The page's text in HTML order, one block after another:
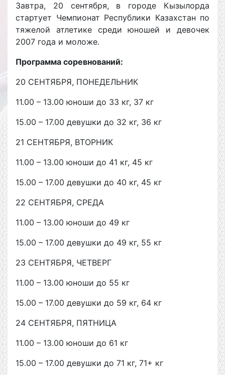
Завтра, 20 сентября, в городе Кызылорда
стартует Чемпионат Республики Казахстан по
тяжелой атлетике среди юношей и девочек
2007 года и моложе.
Программа соревнований:
20 СЕНТЯБРЯ, ПОНЕДЕЛЬНИК
11.00 – 13.00 юноши до 33 кг, 37 кг
15.00 – 17.00 девушки до 32 кг, 36 кг
21 СЕНТЯБРЯ, ВТОРНИК
11.00 – 13.00 юноши до 41 кг, 45 кг
15.00 – 17.00 девушки до 40 кг, 45 кг
22 СЕНТЯБРЯ, СРЕДА
11.00 – 13.00 юноши до 49 кг
15.00 – 17.00 девушки до 49 кг, 55 кг
23 СЕНТЯБРЯ, ЧЕТВЕРГ
11.00 – 13.00 юноши до 55 кг
15.00 – 17.00 девушки до 59 кг, 64 кг
24 СЕНТЯБРЯ, ПЯТНИЦА
11.00 – 13.00 юноши до 61 кг
15.00 – 17.00 девушки до 71 кг, 71+ кг